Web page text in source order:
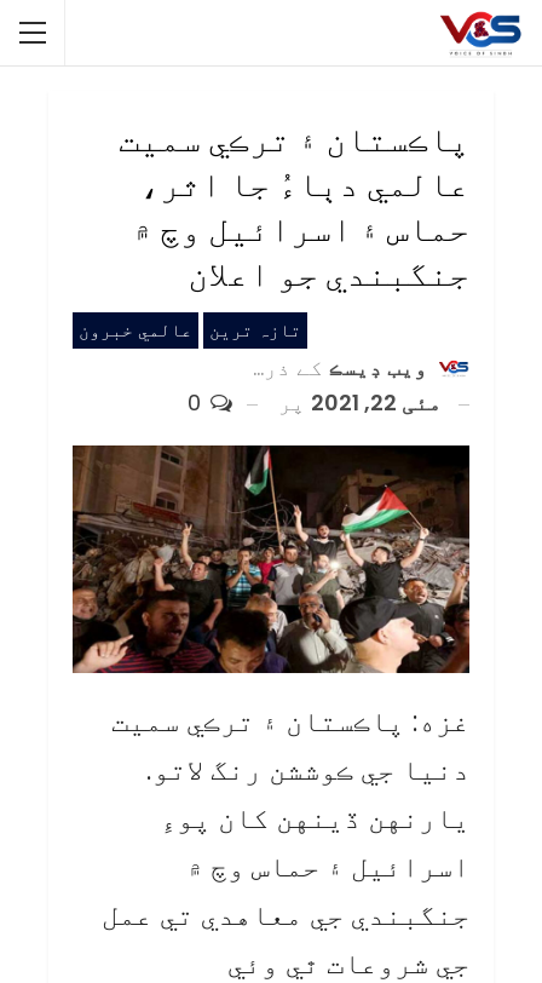
پاڪستان ۽ ترڪي سميت
عالمي دٻاءُ جا اثر،
حماس ۽ اسرائيل وچ ۾
جنگبندي جو اعلان
تازہ ترین عالمي خبرون
ويب ڊيسڪ کے ذریعہ
مئی 22, 2021
پر
غزه: پاڪستان ۽ ترڪي سميت
دنيا جي ڪوششن رنگ لاتو.
يارنهن ڏينهن کان پوءِ
اسرائيل ۽ حماس وچ ۾
جنگبندي جي معاهدي تي عمل
جي شروعات ٿي وئي